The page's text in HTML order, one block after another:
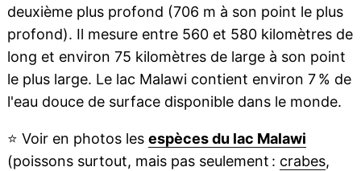
deuxième plus profond (706 m à son point le plus
profond). Il mesure entre 560 et 580 kilomètres de
long et environ 75 kilomètres de large à son point
le plus large. Le lac Malawi contient environ 7 % de
l'eau douce de surface disponible dans le monde.
⭐ Voir en photos les espèces du lac Malawi
(poissons surtout, mais pas seulement : crabes,